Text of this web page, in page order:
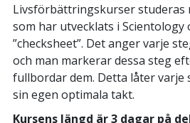
Livsförbättringskurser studeras
som har utvecklats i Scientology
”checksheet”. Det anger varje
och man markerar dessa steg
fullbordar dem. Detta låter varje
sin egen optimala takt.
Kursens längd är 3 dagar på